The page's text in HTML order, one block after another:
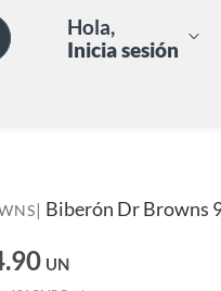
Hola,
Inicia sesión
| Biberón Dr Browns
UN